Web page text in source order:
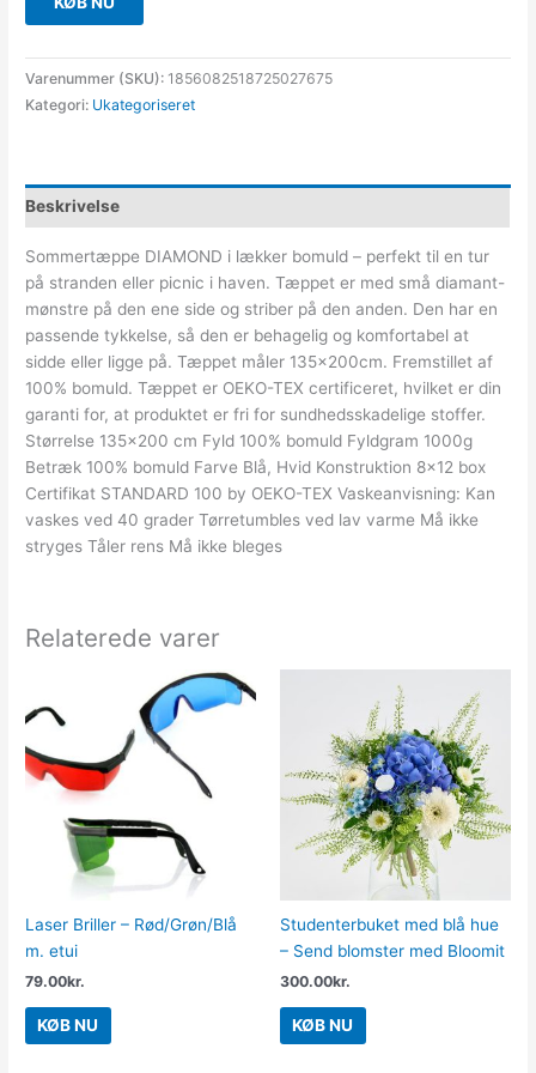
Varenummer (SKU): 1856082518725027675
Kategori: Ukategoriseret
Beskrivelse
Sommertæppe DIAMOND i lækker bomuld – perfekt til en tur
på stranden eller picnic i haven. Tæppet er med små diamant-
mønstre på den ene side og striber på den anden. Den har en
passende tykkelse, så den er behagelig og komfortabel at
sidde eller ligge på. Tæppet måler 135x200cm. Fremstillet af
100% bomuld. Tæppet er OEKO-TEX certificeret, hvilket er din
garanti for, at produktet er fri for sundhedsskadelige stoffer.
Størrelse 135×200 cm Fyld 100% bomuld Fyldgram 1000g
Betræk 100% bomuld Farve Blå, Hvid Konstruktion 8×12 box
Certifikat STANDARD 100 by OEKO-TEX Vaskeanvisning: Kan
vaskes ved 40 grader Tørretumbles ved lav varme Må ikke
stryges Tåler rens Må ikke bleges
Relaterede varer
Laser Briller – Rød/Grøn/Blå
m. etui
79.00kr.
KØB NU
Studenterbuket med blå hue
– Send blomster med Bloomit
300.00kr.
KØB NU